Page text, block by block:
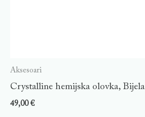
Aksesoari
Crystalline hemijska olovka, Bijela
49,00€